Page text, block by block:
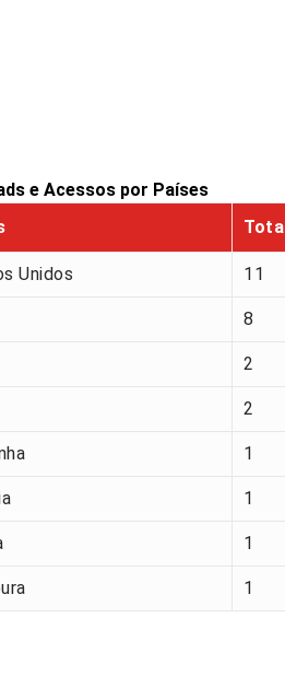
Acessos
e Acessos por Países
Unidos 11
8
2
2
1